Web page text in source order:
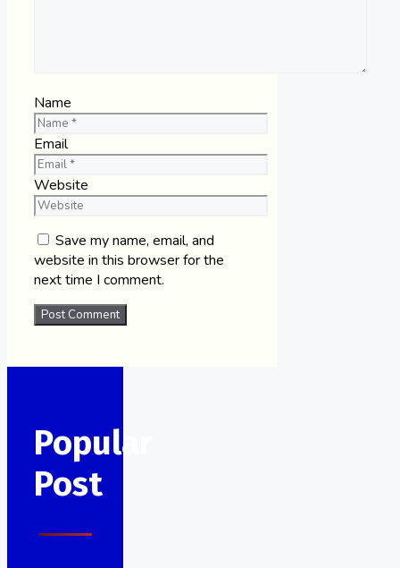
Name
Email
Website
Save my name, email, and
website in this browser for the
next time I comment.
Popular
Post